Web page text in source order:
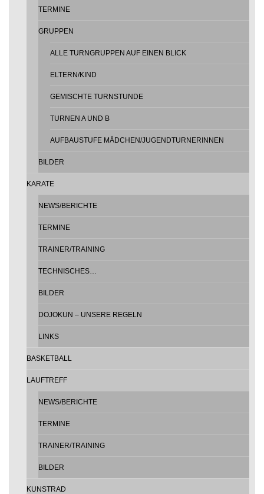
TERMINE
GRUPPEN
ALLE TURNGRUPPEN AUF EINEN BLICK
ELTERN/KIND
GEMISCHTE TURNSTUNDE
TURNEN A UND B
AUFBAUSTUFE MÄDCHEN/JUGENDTURNERINNEN
BILDER
KARATE
NEWS/BERICHTE
TERMINE
TRAINER/TRAINING
TECHNISCHES…
BILDER
DOJOKUN – UNSERE REGELN
LINKS
BASKETBALL
LAUFTREFF
NEWS/BERICHTE
TERMINE
TRAINER/TRAINING
BILDER
KUNSTRAD